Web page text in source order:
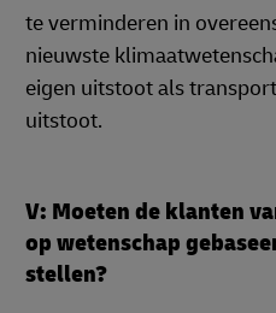
te verminderen in
nieuwste
eigen uitstoot als
uitstoot.
V: Moeten de klanten
op wetenschap
stellen?